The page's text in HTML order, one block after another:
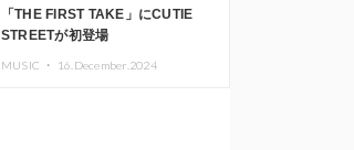
Kza（FORCE OF NATURE）ら日
本を代表するDJ・クリエイターが
出演
「THE FIRST TAKE」にCUTIE
STREETが初登場
MUSIC ・ 16.December.2024